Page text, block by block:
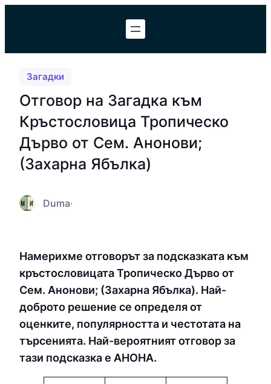
Загадки
Отговор на Загадка към
Кръстословица Тропическо
Дърво от Сем. Анонови;
(Захарна Ябълка)
Duma·
Намерихме отговорът за подсказката към
кръстословицата Тропическо Дърво от
Сем. Анонови; (Захарна Ябълка). Най-
доброто решение се определя от
оценките, популярността и честотата на
търсенията. Най-вероятният отговор за
тази подсказка е АНОНА.